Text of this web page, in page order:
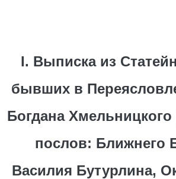
I. Выписка из
бывших в
Богдана Хмельницкого
послов: Ближнего
Василия Бутурлина,